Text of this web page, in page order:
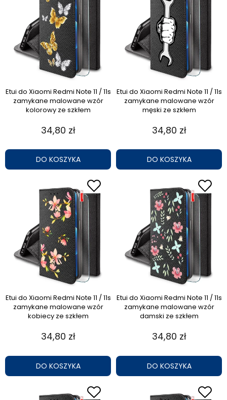
Etui do Xiaomi Redmi Note 11 / 11s
zamykane malowane wzór
kolorowy ze szkłem
34,80 zł
DO KOSZYKA
Etui do Xiaomi Redmi Note 11 / 11s
zamykane malowane wzór
męski ze szkłem
34,80 zł
DO KOSZYKA
Etui do Xiaomi Redmi Note 11 / 11s
zamykane malowane wzór
kobiecy ze szkłem
34,80 zł
DO KOSZYKA
Etui do Xiaomi Redmi Note 11 / 11s
zamykane malowane wzór
damski ze szkłem
34,80 zł
DO KOSZYKA